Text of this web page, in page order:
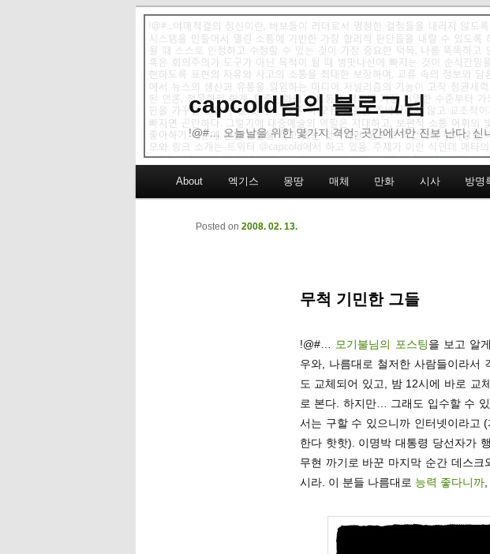
capcold님의 블로그님
!@#… 오늘날을 위한 몇가지 격언: 곳간에서만 진보 난다.
Skip to primary content
Skip to secondary content
About 엑기스 몽땅 매체 만화 시사 방명
무척 기민한 그들
Posted on 2008. 02. 13.
!@#… 모기불님의 포스팅을 보고 알
우와, 나름대로 철저한 사람들이라서
도 교체되어 있고, 밤 12시에 바로 교
로 본다. 하지만… 그래도 입수할 수
서는 구할 수 있으니까 인터넷이라고
한다 핫핫). 이명박 대통령 당선자가
무현 까기로 바꾼 마지막 순간 데스크
시라. 이 분들 나름대로 능력 좋다니까,